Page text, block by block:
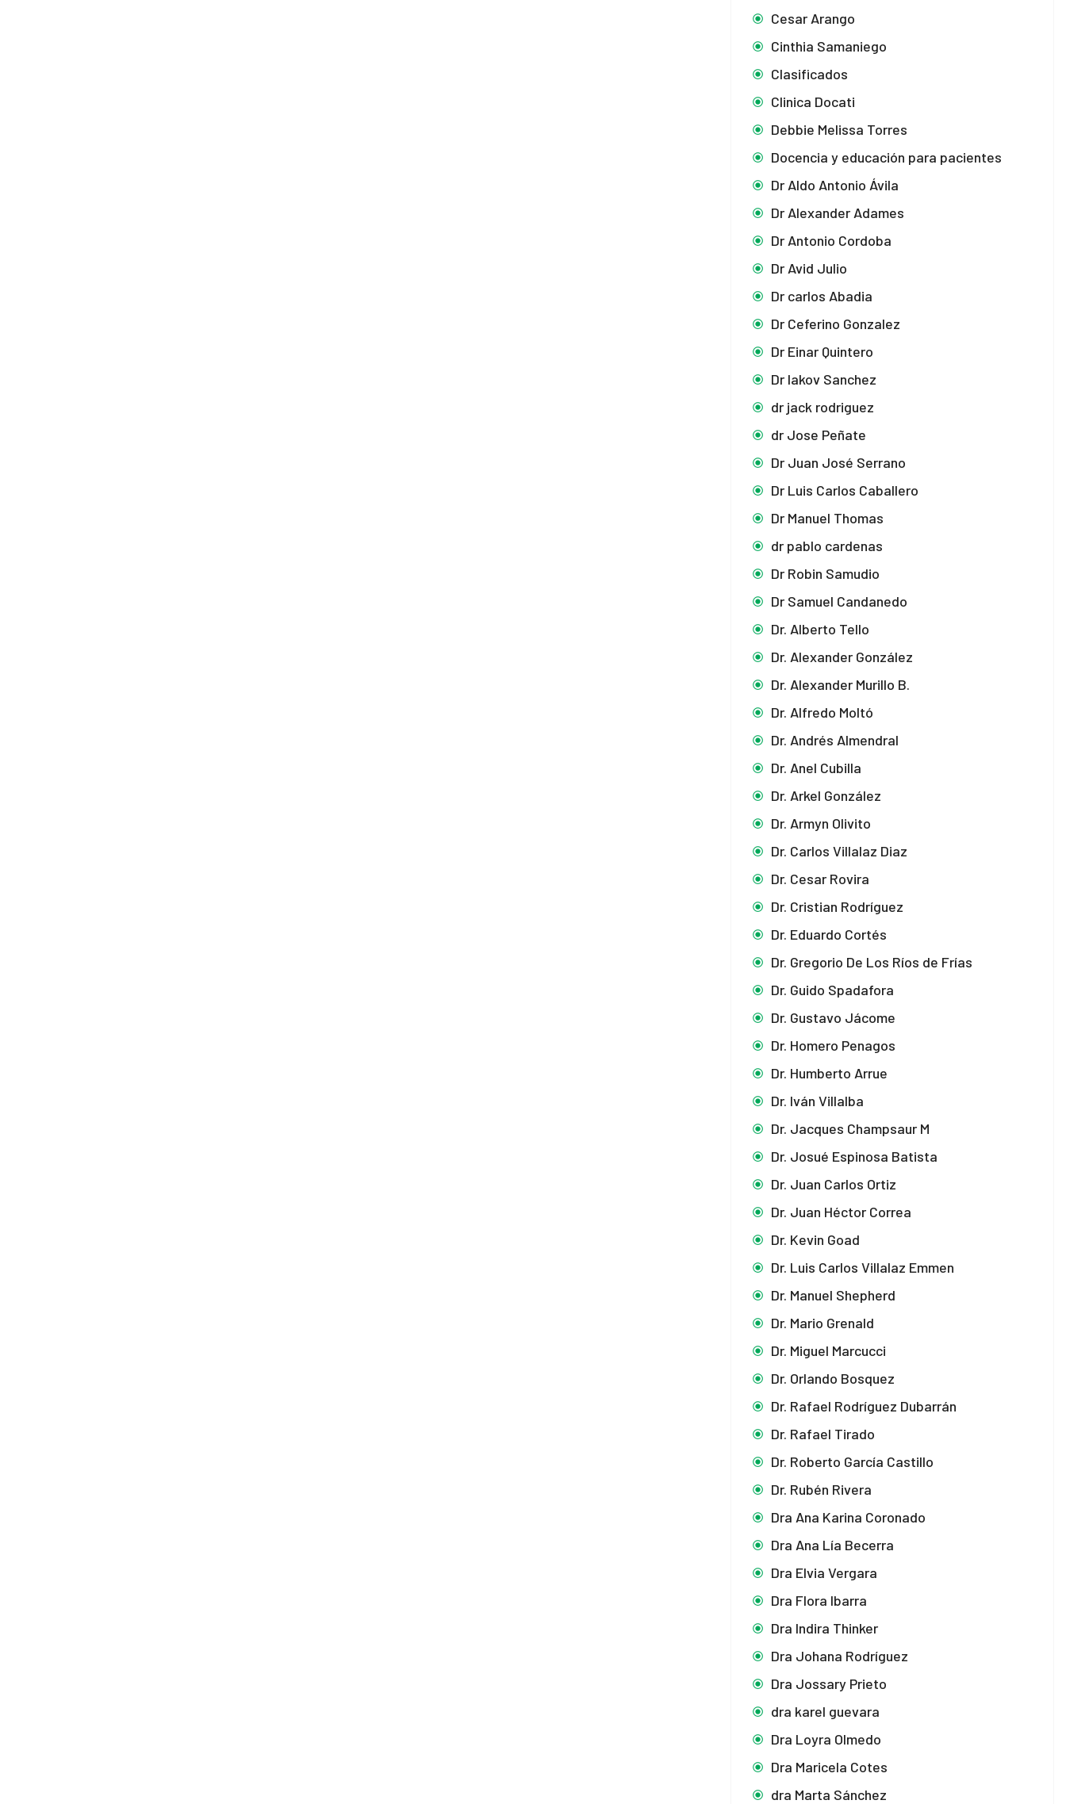
Cesar Arango
Cinthia Samaniego
Clasificados
Clinica Docati
Debbie Melissa Torres
Docencia y educación para pacientes
Dr Aldo Antonio Ávila
Dr Alexander Adames
Dr Antonio Cordoba
Dr Avid Julio
Dr carlos Abadia
Dr Ceferino Gonzalez
Dr Einar Quintero
Dr Iakov Sanchez
dr jack rodriguez
dr Jose Peñate
Dr Juan José Serrano
Dr Luis Carlos Caballero
Dr Manuel Thomas
dr pablo cardenas
Dr Robin Samudio
Dr Samuel Candanedo
Dr. Alberto Tello
Dr. Alexander González
Dr. Alexander Murillo B.
Dr. Alfredo Moltó
Dr. Andrés Almendral
Dr. Anel Cubilla
Dr. Arkel González
Dr. Armyn Olivito
Dr. Carlos Villalaz Diaz
Dr. Cesar Rovira
Dr. Cristian Rodríguez
Dr. Eduardo Cortés
Dr. Gregorio De Los Ríos de Frías
Dr. Guido Spadafora
Dr. Gustavo Jácome
Dr. Homero Penagos
Dr. Humberto Arrue
Dr. Iván Villalba
Dr. Jacques Champsaur M
Dr. Josué Espinosa Batista
Dr. Juan Carlos Ortiz
Dr. Juan Héctor Correa
Dr. Kevin Goad
Dr. Luis Carlos Villalaz Emmen
Dr. Manuel Shepherd
Dr. Mario Grenald
Dr. Miguel Marcucci
Dr. Orlando Bosquez
Dr. Rafael Rodríguez Dubarrán
Dr. Rafael Tirado
Dr. Roberto García Castillo
Dr. Rubén Rivera
Dra Ana Karina Coronado
Dra Ana Lía Becerra
Dra Elvia Vergara
Dra Flora Ibarra
Dra Indira Thinker
Dra Johana Rodríguez
Dra Jossary Prieto
dra karel guevara
Dra Loyra Olmedo
Dra Maricela Cotes
dra Marta Sánchez